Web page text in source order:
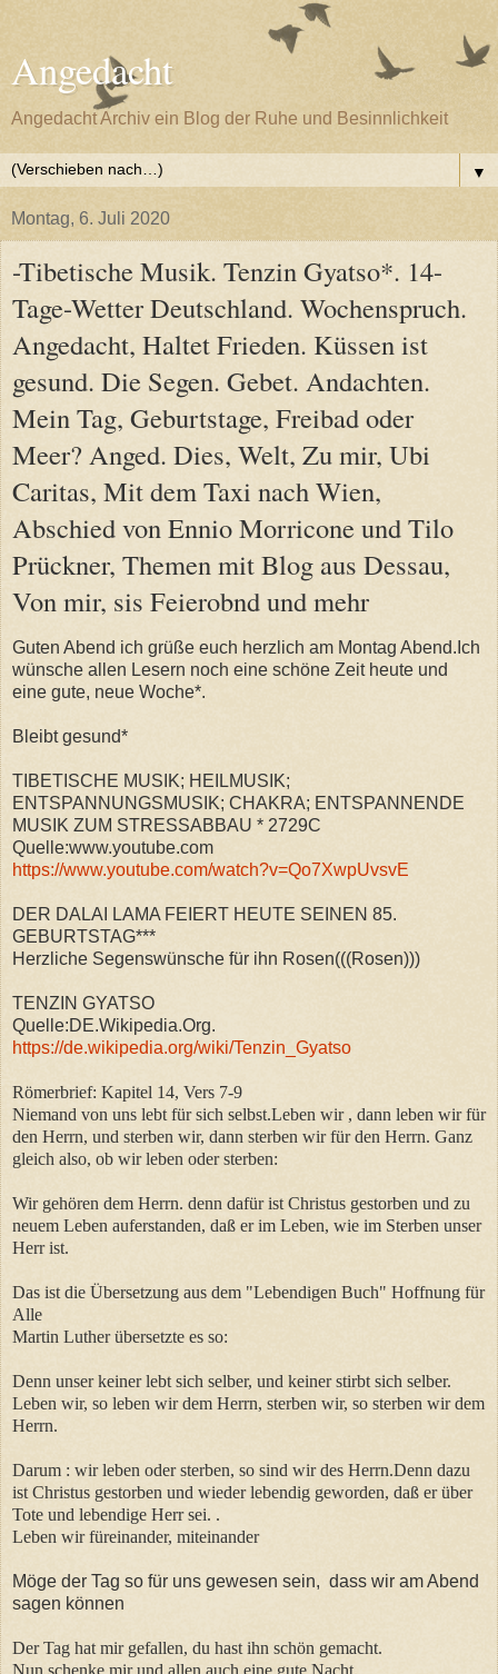
Angedacht
Angedacht Archiv ein Blog der Ruhe und Besinnlichkeit
▼
Montag, 6. Juli 2020
-Tibetische Musik. Tenzin Gyatso*. 14-
Tage-Wetter Deutschland. Wochenspruch.
Angedacht, Haltet Frieden. Küssen ist
gesund. Die Segen. Gebet. Andachten.
Mein Tag, Geburtstage, Freibad oder
Meer? Anged. Dies, Welt, Zu mir, Ubi
Caritas, Mit dem Taxi nach Wien,
Abschied von Ennio Morricone und Tilo
Prückner, Themen mit Blog aus Dessau,
Von mir, sis Feierobnd und mehr
Guten Abend ich grüße euch herzlich am Montag Abend.Ich
wünsche allen Lesern noch eine schöne Zeit heute und
eine gute, neue Woche*.
Bleibt gesund*
TIBETISCHE MUSIK; HEILMUSIK;
ENTSPANNUNGSMUSIK; CHAKRA; ENTSPANNENDE
MUSIK ZUM STRESSABBAU * 2729C
Quelle:www.youtube.com
https://www.youtube.com/watch?v=Qo7XwpUvsvE
DER DALAI LAMA FEIERT HEUTE SEINEN 85.
GEBURTSTAG***
Herzliche Segenswünsche für ihn Rosen(((Rosen)))
TENZIN GYATSO
Quelle:DE.Wikipedia.Org.
https://de.wikipedia.org/wiki/Tenzin_Gyatso
Römerbrief: Kapitel 14, Vers 7-9
Niemand von uns lebt für sich selbst.Leben wir , dann leben wir für
den Herrn, und sterben wir, dann sterben wir für den Herrn. Ganz
gleich also, ob wir leben oder sterben:
Wir gehören dem Herrn. denn dafür ist Christus gestorben und zu
neuem Leben auferstanden, daß er im Leben, wie im Sterben unser
Herr ist.
Das ist die Übersetzung aus dem "Lebendigen Buch" Hoffnung für
Alle
Martin Luther übersetzte es so:
Denn unser keiner lebt sich selber, und keiner stirbt sich selber.
Leben wir, so leben wir dem Herrn, sterben wir, so sterben wir dem
Herrn.
Darum : wir leben oder sterben, so sind wir des Herrn.Denn dazu
ist Christus gestorben und wieder lebendig geworden, daß er über
Tote und lebendige Herr sei. .
Leben wir füreinander, miteinander
Möge der Tag so für uns gewesen sein, dass wir am Abend
sagen können
Der Tag hat mir gefallen, du hast ihn schön gemacht.
Nun schenke mir und allen auch eine gute Nacht.